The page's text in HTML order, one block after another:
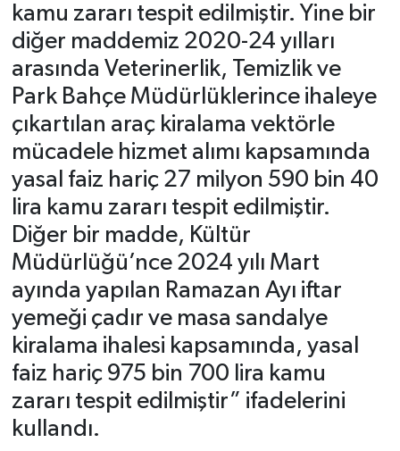
kamu zararı tespit edilmiştir. Yine bir
diğer maddemiz 2020-24 yılları
arasında Veterinerlik, Temizlik ve
Park Bahçe Müdürlüklerince ihaleye
çıkartılan araç kiralama vektörle
mücadele hizmet alımı kapsamında
yasal faiz hariç 27 milyon 590 bin 40
lira kamu zararı tespit edilmiştir.
Diğer bir madde, Kültür
Müdürlüğü’nce 2024 yılı Mart
ayında yapılan Ramazan Ayı iftar
yemeği çadır ve masa sandalye
kiralama ihalesi kapsamında, yasal
faiz hariç 975 bin 700 lira kamu
zararı tespit edilmiştir” ifadelerini
kullandı.